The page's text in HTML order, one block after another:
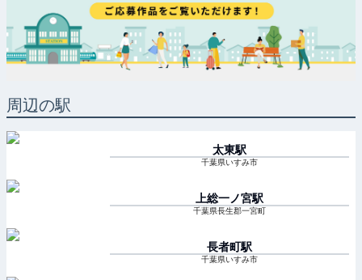
周辺の駅
太東駅
千葉県いすみ市
上総一ノ宮駅
千葉県長生郡一宮町
長者町駅
千葉県いすみ市